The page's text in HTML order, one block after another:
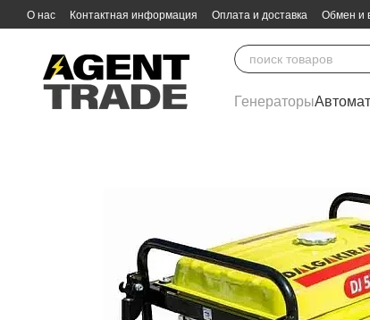
Перейти к основному контенту
О нас Контактная информация Оплата и доставка Обмен и
Генераторы